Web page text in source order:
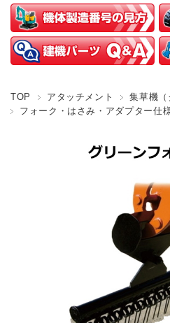
TOP アタッチメント
集草機（
フォーク・はさみ・アダプター仕